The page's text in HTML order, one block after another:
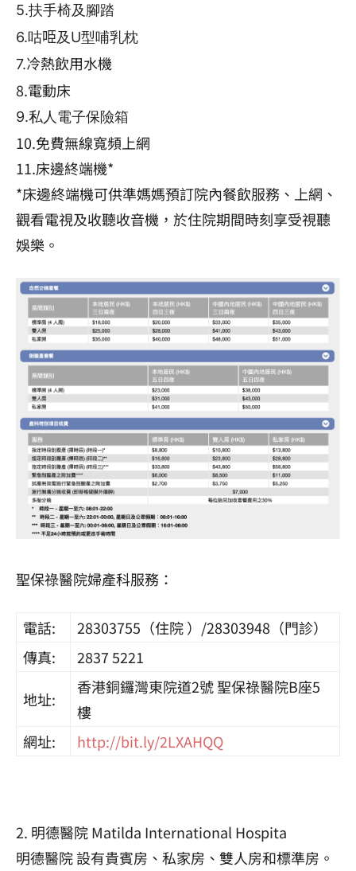
5.扶手椅及腳踏
6.咕𠱸及U型哺乳枕
7.冷熱飲用水機
8.電動床
9.私人電子保險箱
10.免費無線寬頻上網
11.床邊終端機*
*床邊終端機可供準媽媽預訂院內餐飲服務、上網、
觀看電視及收聽收音機，於住院期間時刻享受視聽
娛樂。
聖保祿醫院婦產科服務：
電話:
28303755（住院 ）/28303948（門診）
傳真:
2837 5221
地址:
香港銅鑼灣東院道2號 聖保祿醫院B座5
樓
網址:
http://bit.ly/2LXAHQQ
2. 明德醫院 Matilda International Hospita
明德醫院 設有貴賓房、私家房、雙人房和標準房。